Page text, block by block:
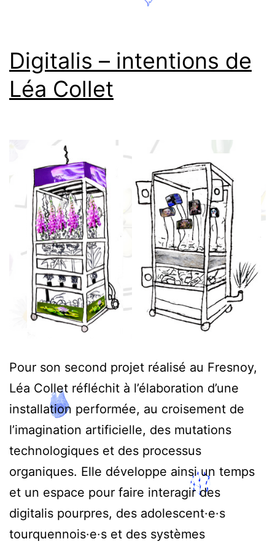
Digitalis – intentions de
Léa Collet
Pour son second projet réalisé au Fresnoy,
Léa Collet réfléchit à l’élaboration d’une
installation performée, au croisement de
l’imagination artificielle, des mutations
technologiques et des processus
organiques. Elle développe ainsi un temps
et un espace pour faire interagir des
digitalis pourpres, des adolescent·e·s
tourquennois·e·s et des systèmes